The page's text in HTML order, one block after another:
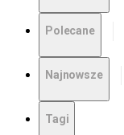
Polecane
Najnowsze
Tagi